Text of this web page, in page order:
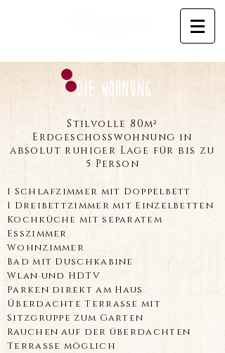
Die Wohnung
Stilvolle 80m²
Erdgeschosswohnung in
absolut ruhiger Lage für bis zu
5 Person
1 Schlafzimmer mit Doppelbett
1 Dreibettzimmer mit Einzelbetten
Kochküche mit separatem
Esszimmer
Wohnzimmer
Bad mit Duschkabine
Wlan und HDTV
Parken direkt am Haus
Überdachte Terrasse mit
Sitzgruppe zum Garten
Rauchen auf der überdachten
Terrasse möglich